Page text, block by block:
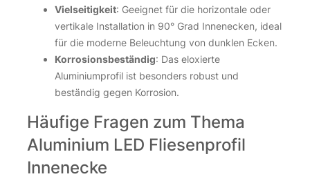
Vielseitigkeit: Geeignet für die horizontale oder
vertikale Installation in 90° Grad Innenecken, ideal
für die moderne Beleuchtung von dunklen Ecken.
Korrosionsbeständig: Das eloxierte
Aluminiumprofil ist besonders robust und
beständig gegen Korrosion.
Häufige Fragen zum Thema
Aluminium LED Fliesenprofil
Innenecke